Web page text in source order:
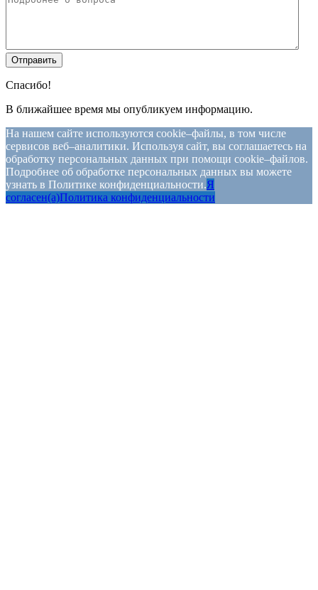
Спасибо!
В ближайшее время мы опубликуем информацию.
На нашем сайте используются cookie–файлы, в том числе
сервисов веб–аналитики. Используя сайт, вы соглашаетесь на
обработку персональных данных при помощи cookie–файлов.
Подробнее об обработке персональных данных вы можете
узнать в Политике конфиденциальности.Я
согласен(а)Политика конфиденциальности